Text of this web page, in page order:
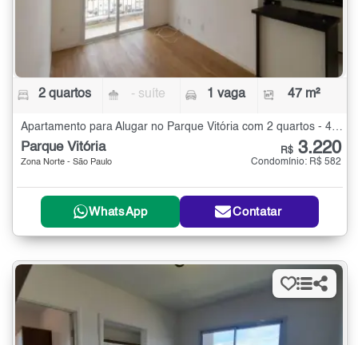
2 quartos - suíte 1 vaga 47 m²
Apartamento para Alugar no Parque Vitória com 2 quartos - 47 m²
Parque Vitória
Zona Norte - São Paulo
R$ 3.220
Condomínio: R$ 582
WhatsApp Contatar